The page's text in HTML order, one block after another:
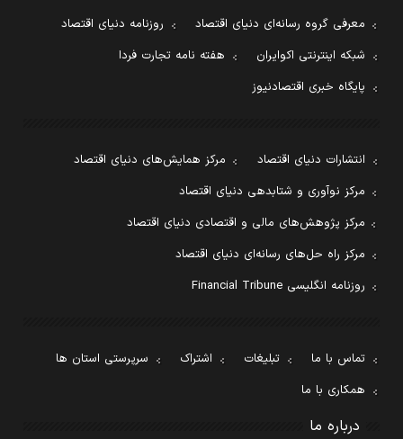
معرفی گروه رسانه‌ای دنیای اقتصاد
روزنامه دنیای اقتصاد
شبکه اینترنتی اکوایران
هفته نامه تجارت فردا
پایگاه خبری اقتصادنیوز
انتشارات دنیای اقتصاد
مرکز همایش‌های دنیای اقتصاد
مرکز نوآوری و شتابدهی دنیای اقتصاد
مرکز پژوهش‌های مالی و اقتصادی دنیای اقتصاد
مرکز راه حل‌های رسانه‌ای دنیای اقتصاد
روزنامه انگلیسی Financial Tribune
تماس با ما تبلیغات اشتراک
سرپرستی استان ها
همکاری با ما
درباره ما